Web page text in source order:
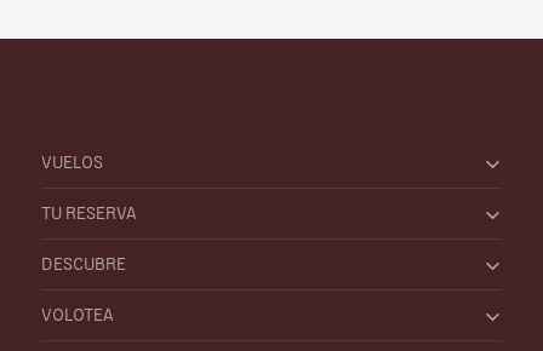
VUELOS
TU RESERVA
DESCUBRE
VOLOTEA